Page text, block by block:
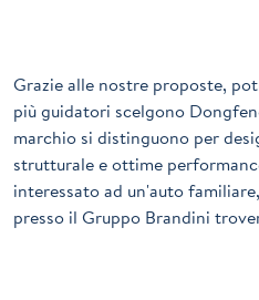
Grazie alle nostre proposte,
più guidatori scelgono
marchio si distinguono per
strutturale e ottime
interessato ad un'auto
presso il Gruppo Brandini